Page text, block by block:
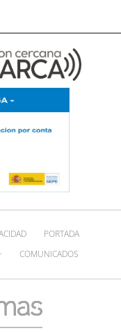
PORTADA
COMUNICADOS